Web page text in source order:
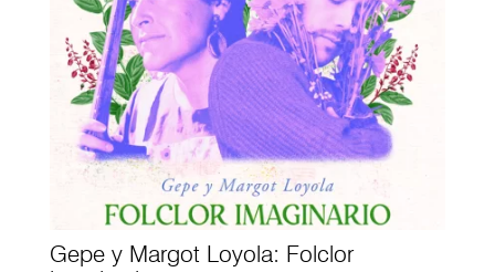
Gepe y Margot Loyola: Folclor